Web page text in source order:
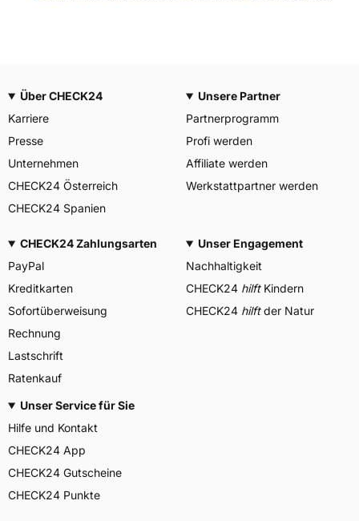
Über CHECK24
Karriere
Presse
Unternehmen
CHECK24 Österreich
CHECK24 Spanien
Unsere Partner
Partnerprogramm
Profi werden
Affiliate werden
Werkstattpartner werden
CHECK24 Zahlungsarten
PayPal
Kreditkarten
Sofortüberweisung
Rechnung
Lastschrift
Ratenkauf
Unser Engagement
Nachhaltigkeit
CHECK24 hilftKindern
CHECK24 hilftder Natur
Unser Service für Sie
Hilfe und Kontakt
CHECK24 App
CHECK24 Gutscheine
CHECK24 Punkte